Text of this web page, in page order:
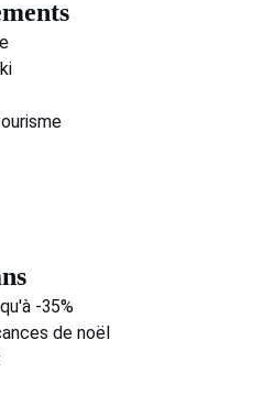
-35%
de noël